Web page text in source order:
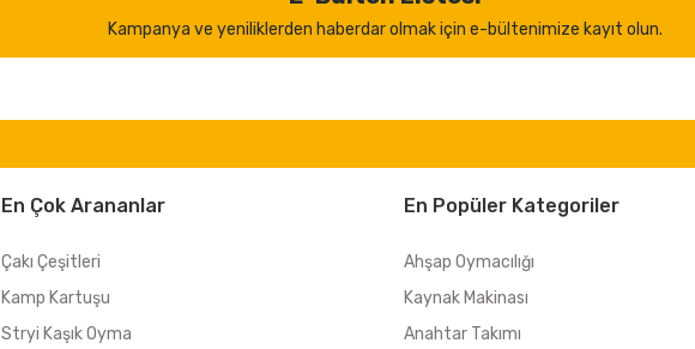
Kampanya ve yeniliklerden haberdar olmak için e-bültenimize kayıt olun.
En Çok Arananlar
Çakı Çeşitleri
Kamp Kartuşu
Stryi Kaşık Oyma
En Popüler Kategoriler
Ahşap Oymacılığı
Kaynak Makinası
Anahtar Takımı